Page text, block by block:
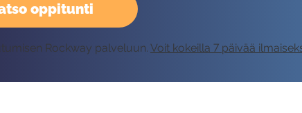
oppitunti
Rockway palveluun. Voit kokeilla 7 päivää